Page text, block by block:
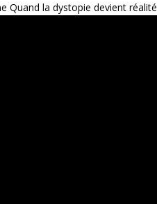
Quand la dystopie devient réalité